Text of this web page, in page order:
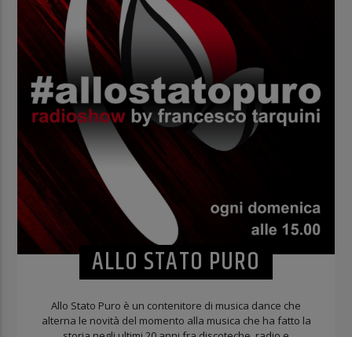
ALLO STATO PURO
Allo Stato Puro è un contenitore di musica dance che
alterna le novità del momento alla musica che ha fatto la